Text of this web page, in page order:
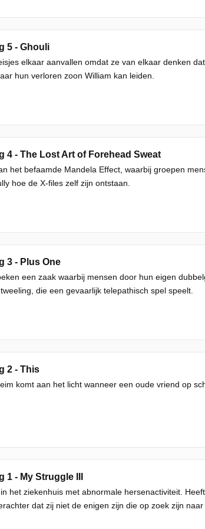
5 - Ghouli
elkaar aanvallen omdat ze van elkaar denken
hun verloren zoon William kan leiden.
4 - The Lost Art of Forehead Sweat
het befaamde Mandela Effect, waarbij groepen
hoe de X-files zelf zijn ontstaan.
3 - Plus One
een zaak waarbij mensen door hun eigen
die een gevaarlijk telepathisch spel speelt.
2 - This
komt aan het licht wanneer een oude vriend op
1 - My Struggle III
het ziekenhuis met abnormale hersenactiviteit.
dat zij niet de enigen zijn die op zoek zijn